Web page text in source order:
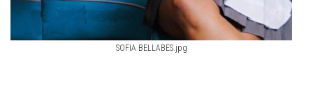
SOFIA BELLABES.jpg